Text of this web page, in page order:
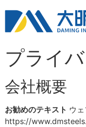
プライ
会社概要
お勧めのテキスト ウ
https://